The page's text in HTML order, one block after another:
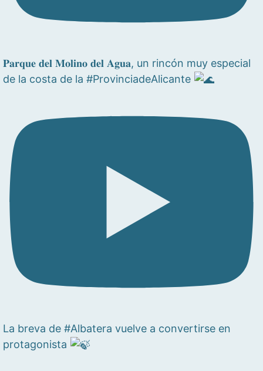
𝐏𝐚𝐫𝐪𝐮𝐞 𝐝𝐞𝐥 𝐌𝐨𝐥𝐢𝐧𝐨 𝐝𝐞𝐥 𝐀𝐠𝐮𝐚, un rincón muy especial
de la costa de la #ProvinciadeAlicante
La breva de #Albatera vuelve a convertirse en
protagonista